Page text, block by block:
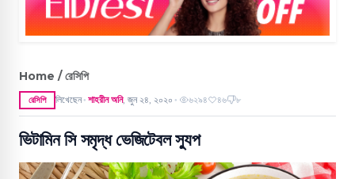
Home / রেসিপি
রেসিপি লিখেছেন ● শাহরীন অনি, জুন ২৪, ২০২০ ● ৬২৯৪ ৪৬ ৮
ভিটামিন সি সমৃদ্ধ ভেজিটেবল স্যুপ